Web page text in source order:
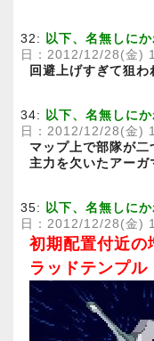
32: 以下、名無しに
日：2012/12/28(金)
回避上げすぎて狙わ
34: 以下、名無しに
日：2012/12/28(金)
マップ上で部隊が
主力を欠いたアー
35: 以下、名無しに
日：2012/12/28(金)
初期配置付近の
ラッドテンプル